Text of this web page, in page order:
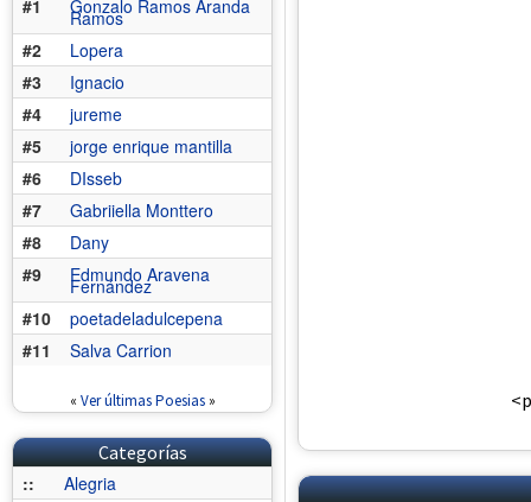
#1
Gonzalo Ramos Aranda
Ramos
#2
Lopera
#3
Ignacio
#4
jureme
#5
jorge enrique mantilla
#6
DIsseb
#7
Gabriiella Monttero
#8
Dany
#9
Edmundo Aravena
Fernández
#10
poetadeladulcepena
#11
Salva Carrion
« Ver últimas Poesias»
Categorías
::
Alegria